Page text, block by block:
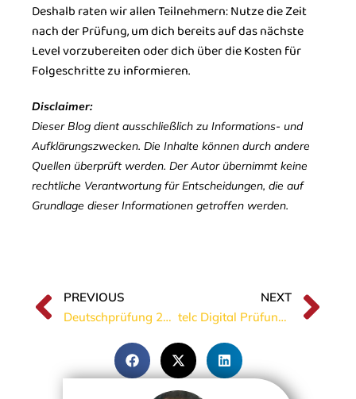
Deshalb raten wir allen Teilnehmern: Nutze die Zeit
nach der Prüfung, um dich bereits auf das nächste
Level vorzubereiten oder dich über die Kosten für
Folgeschritte zu informieren.
Disclaimer:
Dieser Blog dient ausschließlich zu Informations- und
Aufklärungszwecken. Die Inhalte können durch andere
Quellen überprüft werden. Der Autor übernimmt keine
rechtliche Verantwortung für Entscheidungen, die auf
Grundlage dieser Informationen getroffen werden.
PREVIOUS
Deutschprüfung 2026: Was kosten Goethe, telc, TestDaF und DTZ im Vergleich?
NEXT
telc Digital Prüfung 2026: Was ändert sich wirklich für Prüfungsteilnehmende?